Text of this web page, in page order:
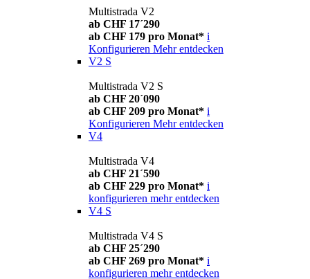
Multistrada V2
ab CHF 17´290
ab CHF 179 pro Monat* i
Konfigurieren Mehr entdecken
V2 S
Multistrada V2 S
ab CHF 20´090
ab CHF 209 pro Monat* i
Konfigurieren Mehr entdecken
V4
Multistrada V4
ab CHF 21´590
ab CHF 229 pro Monat* i
konfigurieren mehr entdecken
V4 S
Multistrada V4 S
ab CHF 25´290
ab CHF 269 pro Monat* i
konfigurieren mehr entdecken